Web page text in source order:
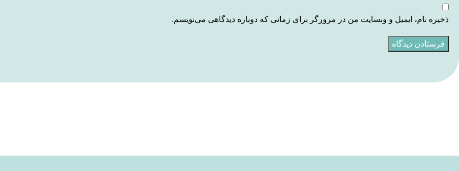
ذخیره نام، ایمیل و وبسایت من در مرورگر برای زمانی که دوباره دیدگاهی می‌نویسم.